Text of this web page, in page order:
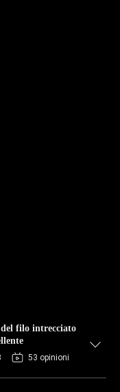
filo intrecciato
53 opinioni